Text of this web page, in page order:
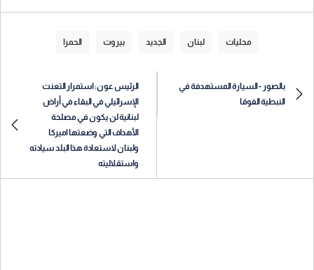
محليات لبنان الجديد بيروت الحمرا
بالصور - السيارة المستهدفة في
النبطية الفوقا
الرئيس عون: استمرار التعنت
الإسرائيلي في البقاء في أراض
لبنانية لن يكون في مصلحة
الأهداف التي وضعتها اميركا
ولبنان لاستعادة هذا البلد سيادته
واستقلاليته